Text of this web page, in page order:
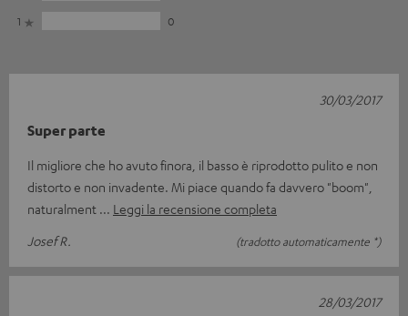
1
0
Super parte
Il migliore che ho avuto finora, il basso è riprodotto pulito e non
distorto e non invadente. Mi piace quando fa davvero "boom",
naturalment
Leggi la recensione completa
Josef R.
(tradotto automaticamente *)
30/03/2017
28/03/2017